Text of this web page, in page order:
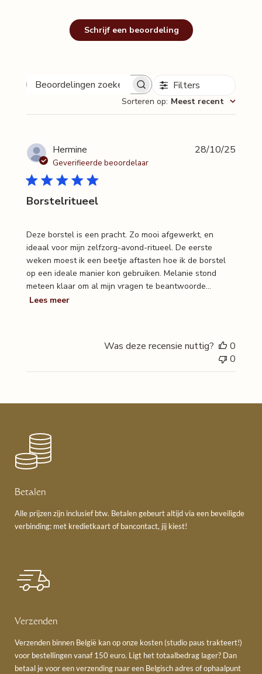
Schrijf een beoordeling
Beoordelingen
Filters
Sorteren op: Meest recent
Hermine
Geverifieerde beoordelaar
Borstelritueel
Deze borstel is een pracht. Zo mooi afgewerkt, en
ideaal voor mijn zelfzorg-avond-ritueel. De eerste
weken moest ik een beetje aftasten hoe ik de borstel
op een ideale manier kon gebruiken. Melanie stond
meteen klaar om al mijn vragen te beantwoorde...
Lees meer
28/10/25
Was deze recensie nuttig?
0
0
Betalen
Alle prijzen zijn inclusief btw. Betalen gebeurt altijd via een beveiligde
verbinding: met kredietkaart of bancontact, jij kiest!
Verzenden
Verzenden binnen België kan op onze kosten (studio paus trakteert!)
voor bestellingen vanaf 150 euro. Ligt het totaalbedrag lager? Dan
betaal je voor een verzending naar een Belgisch adres of ophaalpunt